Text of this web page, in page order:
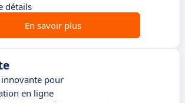
détails
En savoir plus
pour
en ligne